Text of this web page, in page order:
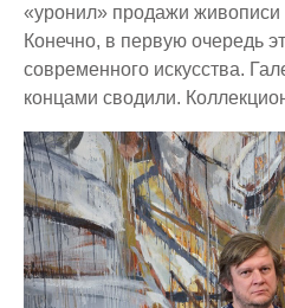
«уронил» продажи живописи
Конечно, в первую очередь
современного искусства.
концами сводили.